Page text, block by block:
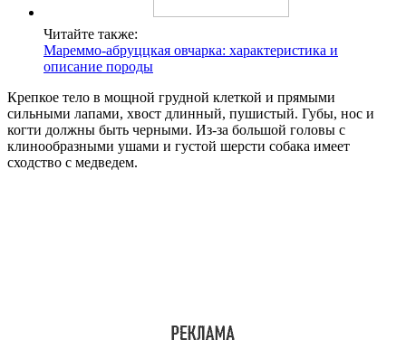
Читайте также:
Мареммо-абруццкая овчарка: характеристика и
описание породы
Крепкое тело в мощной грудной клеткой и прямыми
сильными лапами, хвост длинный, пушистый. Губы, нос и
когти должны быть черными. Из-за большой головы с
клинообразными ушами и густой шерсти собака имеет
сходство с медведем.